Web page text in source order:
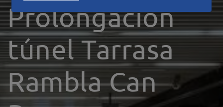
Prolongación
túnel Tarrasa
Rambla Can